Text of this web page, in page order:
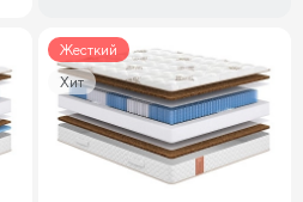
Жесткий
Хит